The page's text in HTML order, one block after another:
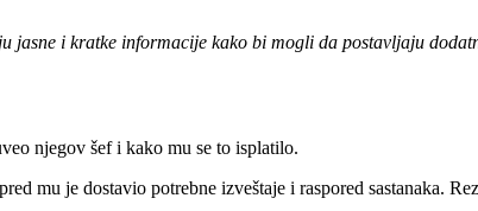
i kratke informacije kako bi mogli da postavljaju
njegov šef i kako mu se to isplatilo.
mu je dostavio potrebne izveštaje i raspored sastanaka.